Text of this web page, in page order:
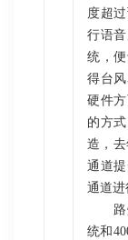
度超
行语
统，
得台
硬件
的方
造，
通道
通道进
路灯
统和